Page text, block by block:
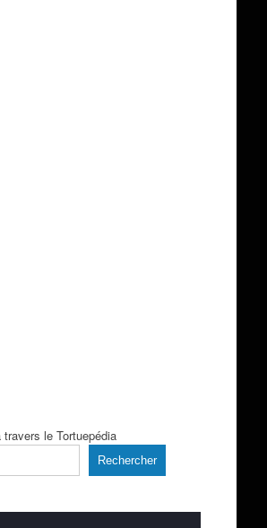
travers le Tortuepédia
Rechercher